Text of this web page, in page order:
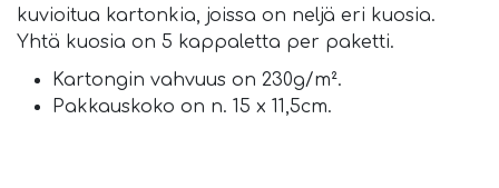
kuvioitua kartonkia, joissa on neljä eri kuosia.
Yhtä kuosia on 5 kappaletta per paketti.
Kartongin vahvuus on 230g/m².
Pakkauskoko on n. 15 x 11,5cm.